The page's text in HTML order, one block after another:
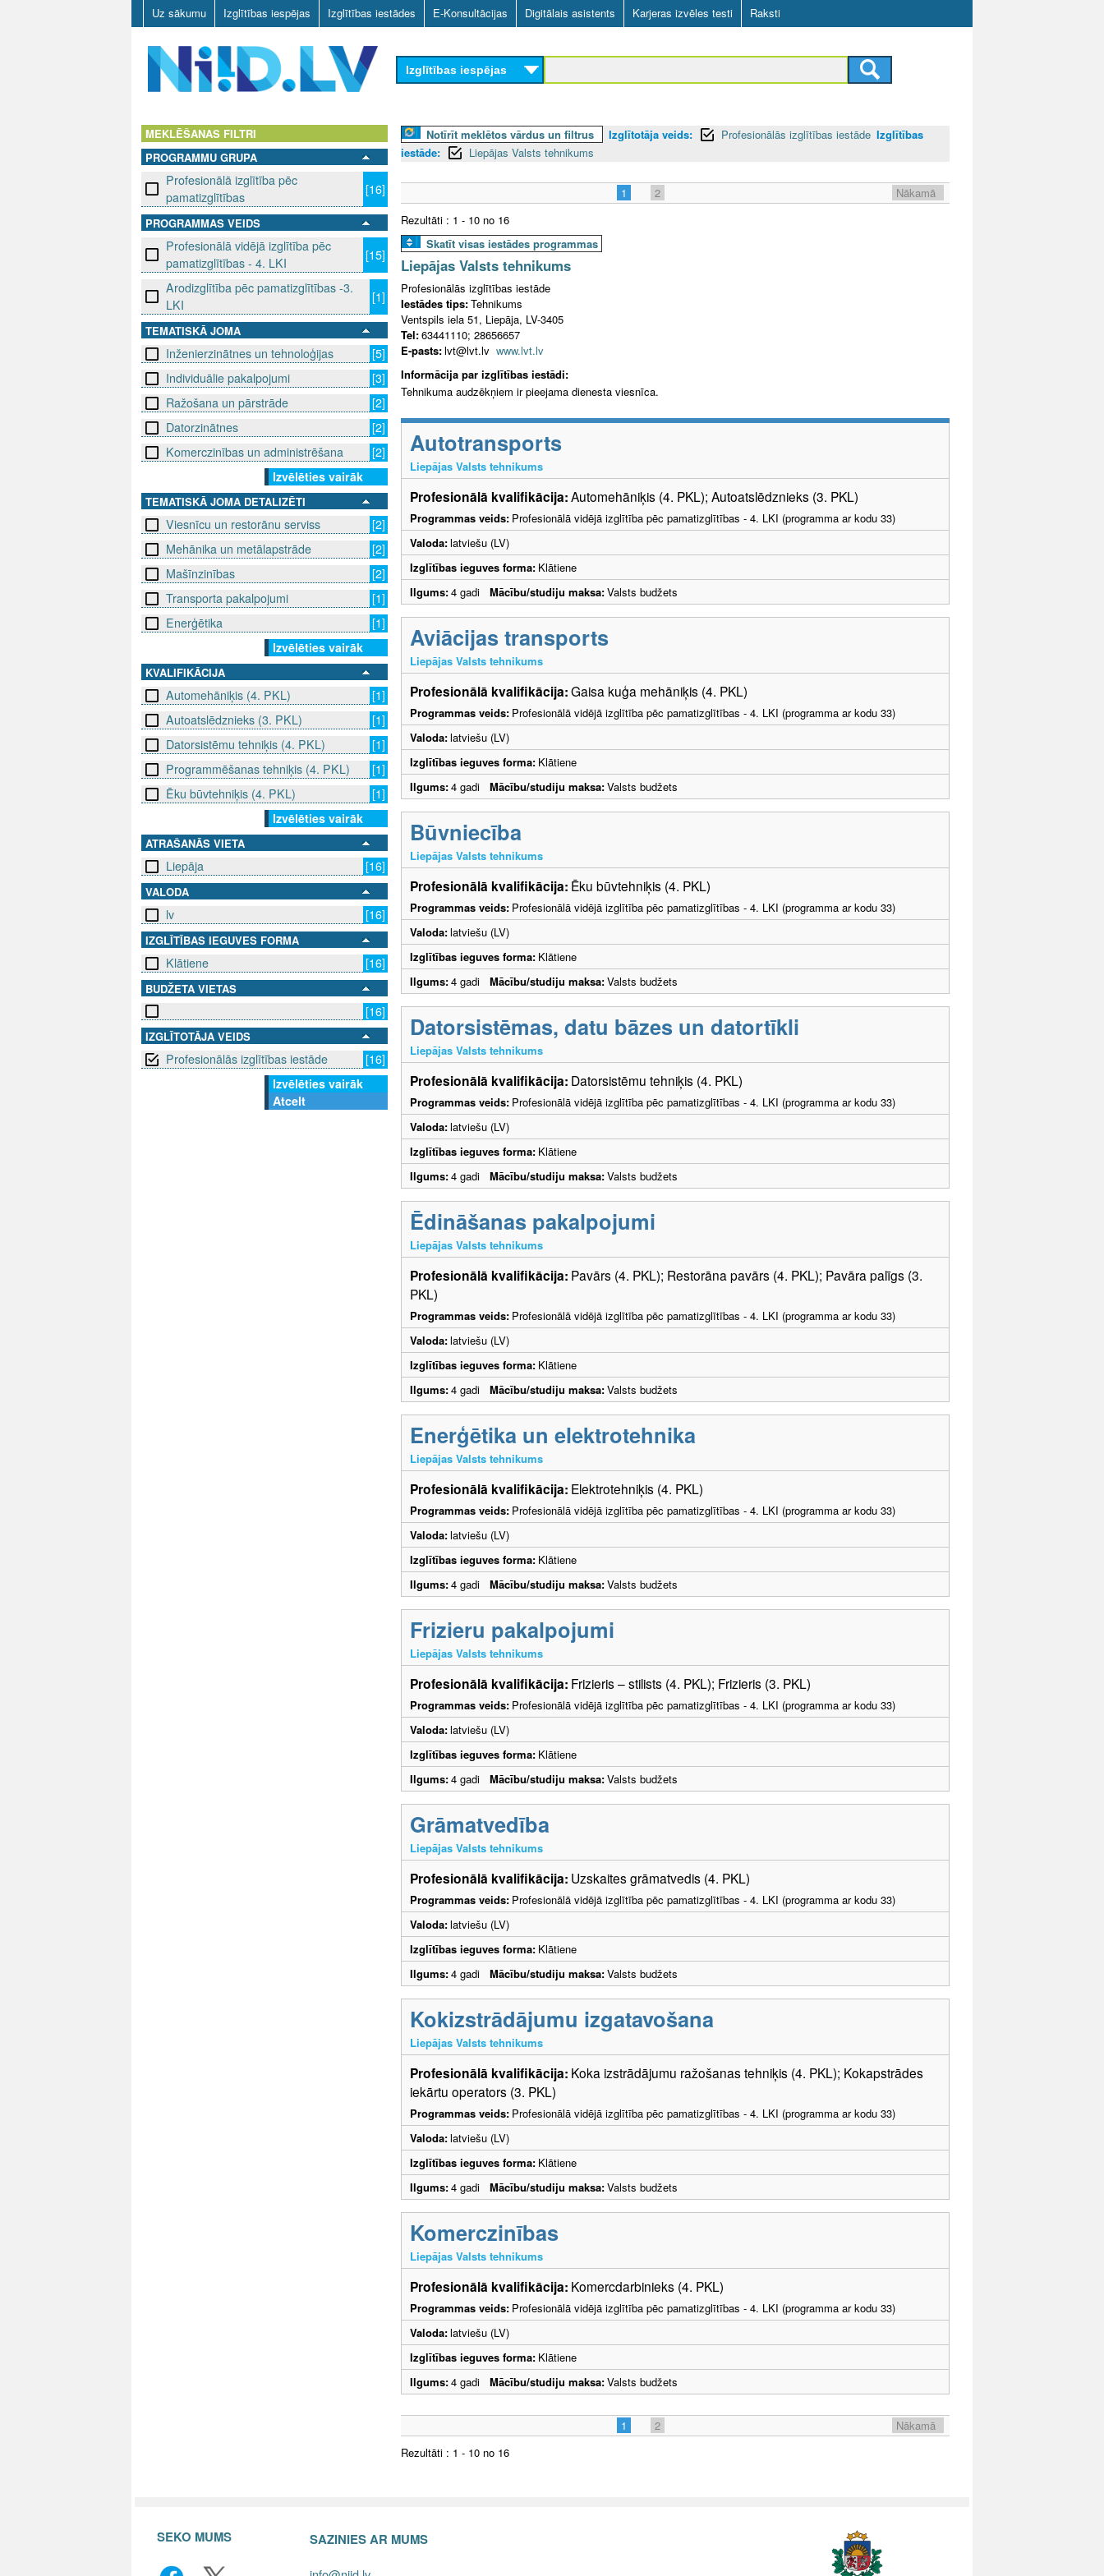
Skip
to
main
content
Uz sākumu Izglītības iespējas Izglītības iestādes E-Konsultācijas Digitālais asistents Karjeras izvēles testi Raksti
D
L
Izglītības iespējas
MEKLĒŠANAS FILTRI
PROGRAMMU GRUPA
Profesionālā izglītība pēc
pamatizglītības
[16]
PROGRAMMAS VEIDS
Profesionālā vidējā izglītība pēc
pamatizglītības - 4. LKI
[15]
Arodizglītība pēc pamatizglītības -3.
LKI
[1]
TEMATISKĀ JOMA
Inženierzinātnes un tehnoloģijas
[5]
Individuālie pakalpojumi
[3]
Ražošana un pārstrāde
[2]
Datorzinātnes
[2]
Komerczinības un administrēšana
[2]
Izvēlēties vairāk
TEMATISKĀ JOMA DETALIZĒTI
Viesnīcu un restorānu serviss
[2]
Mehānika un metālapstrāde
[2]
Mašīnzinības
[2]
Transporta pakalpojumi
[1]
Enerģētika
[1]
Izvēlēties vairāk
KVALIFIKĀCIJA
Automehāniķis (4. PKL)
[1]
Autoatslēdznieks (3. PKL)
[1]
Datorsistēmu tehniķis (4. PKL)
[1]
Programmēšanas tehniķis (4. PKL)
[1]
Ēku būvtehniķis (4. PKL)
[1]
Izvēlēties vairāk
ATRAŠANĀS VIETA
Liepāja [16]
VALODA
lv [16]
IZGLĪTĪBAS IEGUVES FORMA
Klātiene [16]
BUDŽETA VIETAS
[16]
IZGLĪTOTĀJA VEIDS
Profesionālās izglītības iestāde
[16]
Izvēlēties vairāk
Atcelt
Notīrīt meklētos vārdus un filtrus Izglītotāja veids: Profesionālās izglītības iestāde Izglītības
iestāde:
Liepājas Valsts tehnikums
1 2
Nākamā
Rezultāti : 1 - 10 no 16
Skatīt visas iestādes programmas
Liepājas Valsts tehnikums
Profesionālās izglītības iestāde
Iestādes tips:Tehnikums
Ventspils iela 51, Liepāja, LV-3405
Tel:63441110; 28656657
E-pasts:lvt@lvt.lv www.lvt.lv
Informācija par izglītības iestādi:
Tehnikuma audzēkņiem ir pieejama dienesta viesnīca.
Autotransports
Liepājas Valsts tehnikums
Profesionālā kvalifikācija:Automehāniķis (4. PKL); Autoatslēdznieks (3. PKL)
Programmas veids: Profesionālā vidējā izglītība pēc pamatizglītības - 4. LKI (programma ar kodu 33)
Valoda:latviešu (LV)
Izglītības ieguves forma: Klātiene
Ilgums:4 gadi Mācību/studiju maksa:Valsts budžets
Aviācijas transports
Liepājas Valsts tehnikums
Profesionālā kvalifikācija:Gaisa kuģa mehāniķis (4. PKL)
Programmas veids: Profesionālā vidējā izglītība pēc pamatizglītības - 4. LKI (programma ar kodu 33)
Valoda:latviešu (LV)
Izglītības ieguves forma: Klātiene
Ilgums:4 gadi Mācību/studiju maksa:Valsts budžets
Būvniecība
Liepājas Valsts tehnikums
Profesionālā kvalifikācija: Ēku būvtehniķis (4. PKL)
Programmas veids: Profesionālā vidējā izglītība pēc pamatizglītības - 4. LKI (programma ar kodu 33)
Valoda:latviešu (LV)
Izglītības ieguves forma: Klātiene
Ilgums:4 gadi Mācību/studiju maksa:Valsts budžets
Datorsistēmas, datu bāzes un datortīkli
Liepājas Valsts tehnikums
Profesionālā kvalifikācija: Datorsistēmu tehniķis (4. PKL)
Programmas veids: Profesionālā vidējā izglītība pēc pamatizglītības - 4. LKI (programma ar kodu 33)
Valoda:latviešu (LV)
Izglītības ieguves forma: Klātiene
Ilgums:4 gadi Mācību/studiju maksa:Valsts budžets
Ēdināšanas pakalpojumi
Liepājas Valsts tehnikums
Profesionālā kvalifikācija: Pavārs (4. PKL); Restorāna pavārs (4. PKL); Pavāra palīgs (3.
PKL)
Programmas veids: Profesionālā vidējā izglītība pēc pamatizglītības - 4. LKI (programma ar kodu 33)
Valoda:latviešu (LV)
Izglītības ieguves forma: Klātiene
Ilgums:4 gadi Mācību/studiju maksa:Valsts budžets
Enerģētika un elektrotehnika
Liepājas Valsts tehnikums
Profesionālā kvalifikācija: Elektrotehniķis (4. PKL)
Programmas veids: Profesionālā vidējā izglītība pēc pamatizglītības - 4. LKI (programma ar kodu 33)
Valoda:latviešu (LV)
Izglītības ieguves forma: Klātiene
Ilgums:4 gadi Mācību/studiju maksa:Valsts budžets
Frizieru pakalpojumi
Liepājas Valsts tehnikums
Profesionālā kvalifikācija: Frizieris – stilists (4. PKL); Frizieris (3. PKL)
Programmas veids: Profesionālā vidējā izglītība pēc pamatizglītības - 4. LKI (programma ar kodu 33)
Valoda:latviešu (LV)
Izglītības ieguves forma: Klātiene
Ilgums:4 gadi Mācību/studiju maksa:Valsts budžets
Grāmatvedība
Liepājas Valsts tehnikums
Profesionālā kvalifikācija: Uzskaites grāmatvedis (4. PKL)
Programmas veids: Profesionālā vidējā izglītība pēc pamatizglītības - 4. LKI (programma ar kodu 33)
Valoda:latviešu (LV)
Izglītības ieguves forma: Klātiene
Ilgums:4 gadi Mācību/studiju maksa:Valsts budžets
Kokizstrādājumu izgatavošana
Liepājas Valsts tehnikums
Profesionālā kvalifikācija: Koka izstrādājumu ražošanas tehniķis (4. PKL); Kokapstrādes
iekārtu operators (3. PKL)
Programmas veids: Profesionālā vidējā izglītība pēc pamatizglītības - 4. LKI (programma ar kodu 33)
Valoda:latviešu (LV)
Izglītības ieguves forma: Klātiene
Ilgums:4 gadi Mācību/studiju maksa:Valsts budžets
Komerczinības
Liepājas Valsts tehnikums
Profesionālā kvalifikācija: Komercdarbinieks (4. PKL)
Programmas veids: Profesionālā vidējā izglītība pēc pamatizglītības - 4. LKI (programma ar kodu 33)
Valoda:latviešu (LV)
Izglītības ieguves forma: Klātiene
Ilgums:4 gadi Mācību/studiju maksa:Valsts budžets
1 2
Nākamā
Rezultāti : 1 - 10 no 16
SEKO MUMS SAZINIES AR MUMS